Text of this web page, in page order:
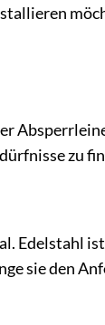
zu
Edelstahl
sie den